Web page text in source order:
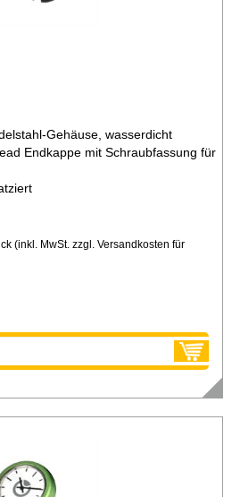
Gehäuse, wasserdicht
Endkappe mit Schraubfassung für
(inkl. MwSt. zzgl. Versandkosten für